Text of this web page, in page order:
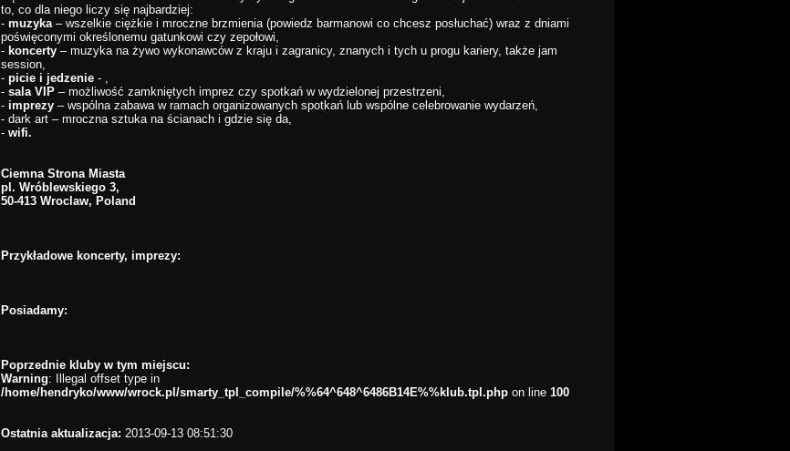
to, co dla niego liczy się najbardziej:
- muzyka– wszelkie ciężkie i mroczne brzmienia (powiedz barmanowi co chcesz posłuchać) wraz z dniami
poświęconymi określonemu gatunkowi czy zepołowi,
- koncerty – muzyka na żywo wykonawców z kraju i zagranicy, znanych i tych u progu kariery, także jam
session,
- picie i jedzenie - ,
- sala VIP – możliwość zamkniętych imprez czy spotkań w wydzielonej przestrzeni,
- imprezy – wspólna zabawa w ramach organizowanych spotkań lub wspólne celebrowanie wydarzeń,
- dark art – mroczna sztuka na ścianach i gdzie się da,
- wifi.
Ciemna Strona Miasta
pl. Wróblewskiego 3,
50-413 Wroclaw, Poland
Przykładowe koncerty, imprezy:
Posiadamy:
Poprzednie kluby w tym miejscu:
Warning: Illegal offset type in
/home/hendryko/www/wrock.pl/smarty_tpl_compile/%%64^648^6486B14E%%klub.tpl.php on line 100
Ostatnia aktualizacja: 2013-09-13 08:51:30